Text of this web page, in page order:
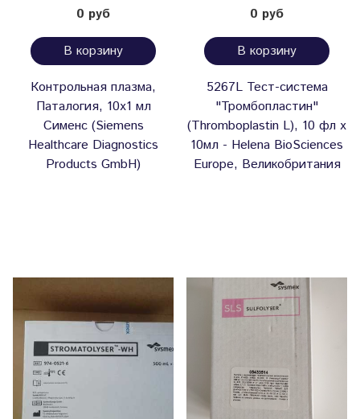
0 руб
В корзину
Контрольная плазма,
Паталогия, 10х1 мл
Сименс (Siemens
Healthcare Diagnostics
Products GmbH)
0 руб
В корзину
5267L Тест-система
"Тромбопластин"
(Thromboplastin L), 10 фл х
10мл - Helena BioSciences
Europe, Великобритания